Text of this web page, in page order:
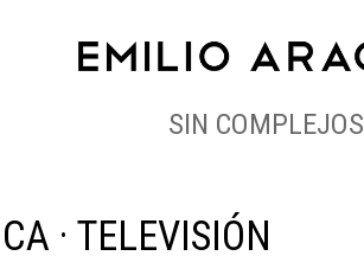
SIN COMPLEJOS
· TELEVISIÓN